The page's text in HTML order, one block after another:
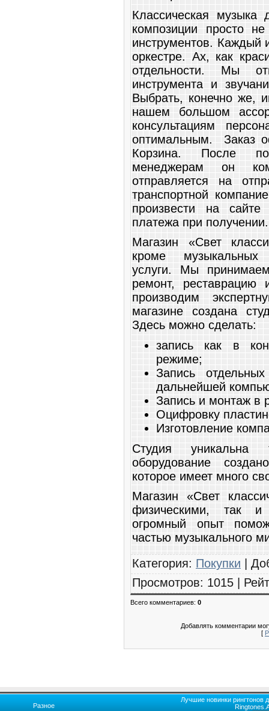
Классическая
композиции просто
инструментов. Каждый
оркестре. Ах, как
отдельности. Мы
инструмента и
Выбрать, конечно же,
нашем большом
консультациям
оптимальным. Заказ
Корзина. После
менеджерам он
отправляется на
транспортной
произвести на
платежа при получении.
Магазин «Свет
кроме музыкальных
услуги. Мы
ремонт, реставрацию
производим
магазине создана
Здесь можно сделать:
запись как в
режиме;
Запись
дальнейшей
Запись и монтаж в
Оцифровку
Изготовление
Студия
оборудование
которое имеет много
Магазин «Свет
физическими, так
огромный опыт
частью музыкального
Категория: Покупки |
Просмотров: 1015 |
Всего комментариев: 0
Добавлять комментарии
[
Разное
Лучшие новинки рингтонов